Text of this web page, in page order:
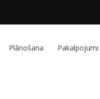
Plānošana Pakalpojumi